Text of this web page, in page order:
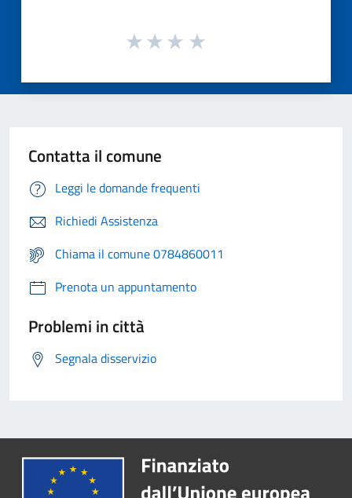
Contatta il comune
Leggi le domande frequenti
Richiedi Assistenza
Chiama il comune 0784860011
Prenota un appuntamento
Problemi in città
Segnala disservizio